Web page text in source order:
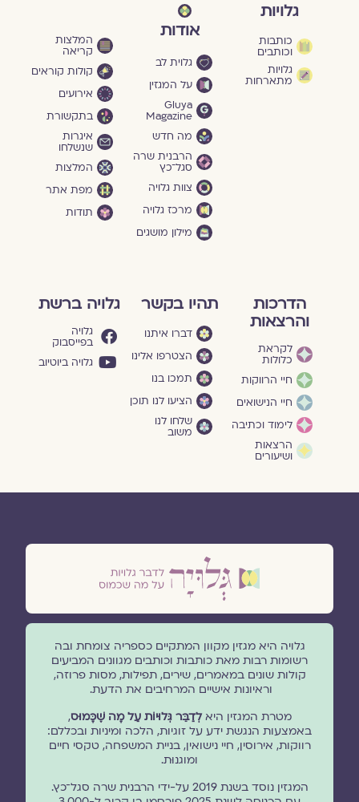
גלויות
כותבות
וכותבים
גלויות
מתארחות
אודות
גלוית לב
על המגזין
Gluya
Magazine
מה חדש
הרבנית שרה
סגל־כץ
צוות גלויה
מרכז גלויה
מילון מושגים
המלצות
קריאה
קולות קוראים
אירועים
בתקשורת
איגרות
שנשלחו
המלצות
מפת אתר
תודות
הדרכות
והרצאות
לקראת
כלולות
חיי הרווקות
חיי הנישואים
לימוד וכתיבה
הרצאות
ושיעורים
תהיו בקשר
דברו איתנו
הצטרפו אלינו
תמכו בנו
הציעו לנו תוכן
שלחו לנו
משוב
גלויה ברשת
גלויה
בפייסבוק
גלויה ביוטיוב
גלויה היא מגזין מקוון המתקיים כספריה צומחת ובה
רשומות רבות מאת כותבות וכותבים מגוונים המביעים
קולות שונים במאמרים, שירים, תפילות, מסות פרוזה,
וראיונות אישיים המרחיבים את הדעת.
מטרת המגזין היאלְדַבֵּר גְּלוּיוֹת עַל מָה שֶׁכָּמוּס,
באמצעות הנגשת ידע על זוגיות, הלכה ומיניות ובכללם:
רווקות, אירוסין, חיי נישואין, בניית המשפחה, טקסי חיים
ומוגנוּת.
המגזין נוסד בשנת 2019 על-ידי הרבנית שרה סגל־כץ.